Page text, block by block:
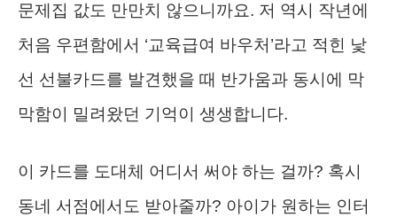
문제집 값도 만만치 않으니까요. 저 역시 작년에
처음 우편함에서 ‘교육급여 바우처’라고 적힌 낯
선 선불카드를 발견했을 때 반가움과 동시에 막
막함이 밀려왔던 기억이 생생합니다.
이 카드를 도대체 어디서 써야 하는 걸까? 혹시
동네 서점에서도 받아줄까? 아이가 원하는 인터